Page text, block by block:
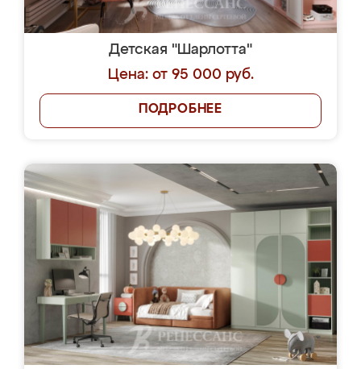
Детская "Шарлотта"
Цена: от 95 000 руб.
ПОДРОБНЕЕ